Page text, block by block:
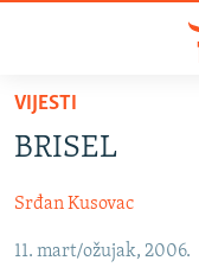
Pređite
glavni
Pređite
na
SRBIJA
KOSOVO
VIJESTI
BRISEL
Srđan Kusovac
11. mart/ožujak, 2006.